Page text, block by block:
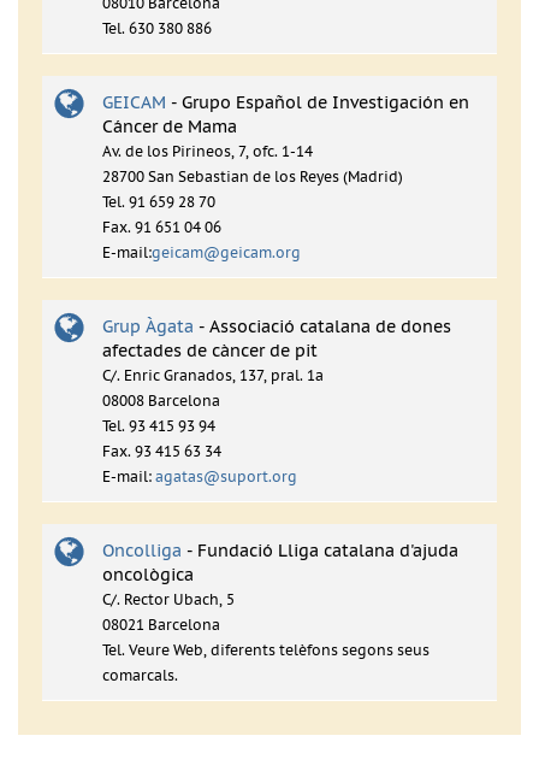
Tel. 630 380 886
GEICAM - Grupo Español de Investigación en
Cáncer de Mama
Av. de los Pirineos, 7, ofc. 1-14
28700 San Sebastian de los Reyes (Madrid)
Tel. 91 659 28 70
Fax. 91 651 04 06
E-mail:geicam@geicam.org
Grup Àgata - Associació catalana de dones
afectades de càncer de pit
C/. Enric Granados, 137, pral. 1a
08008 Barcelona
Tel. 93 415 93 94
Fax. 93 415 63 34
E-mail: agatas@suport.org
Oncolliga - Fundació Lliga catalana d'ajuda
oncològica
C/. Rector Ubach, 5
08021 Barcelona
Tel. Veure Web, diferents telèfons segons seus
comarcals.